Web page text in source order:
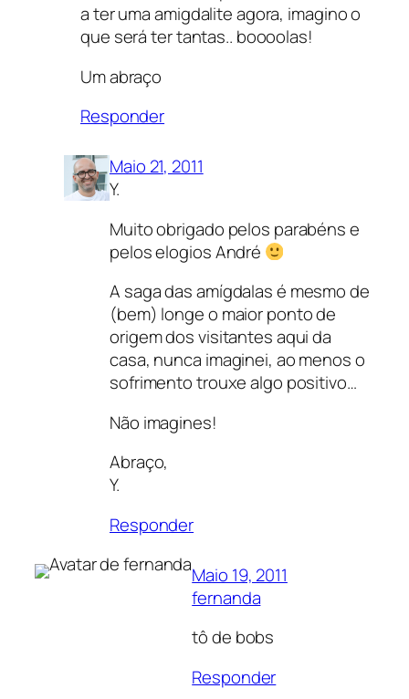
a ter uma amigdalite agora, imagino o
que será ter tantas.. boooolas!
Um abraço
Responder
Maio 21, 2011
Y.
Muito obrigado pelos parabéns e
pelos elogios André
A saga das amígdalas é mesmo de
(bem) longe o maior ponto de
origem dos visitantes aqui da
casa, nunca imaginei, ao menos o
sofrimento trouxe algo positivo…
Não imagines!
Abraço,
Y.
Responder
Maio 19, 2011
fernanda
tô de bobs
Responder